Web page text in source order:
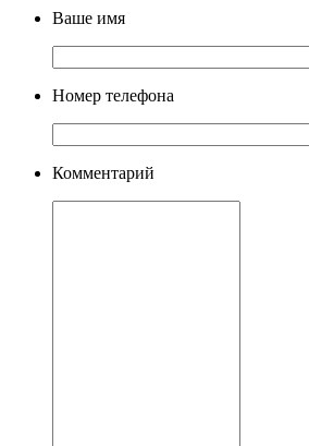
Ваше имя
Номер телефона
Комментарий